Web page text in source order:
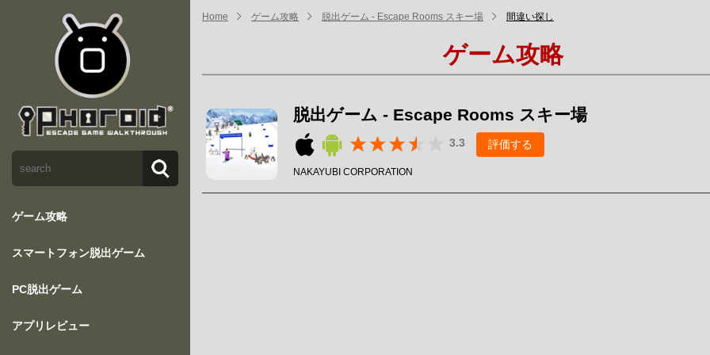
ゲーム攻略
スマートフォン脱出ゲーム
PC脱出ゲーム
アプリレビュー
Home ゲーム攻略 脱出ゲーム - Escape Rooms スキー場 間違い探し
ゲーム攻略
脱出ゲーム - Escape Rooms スキー場
3.3 評価する
NAKAYUBI CORPORATION